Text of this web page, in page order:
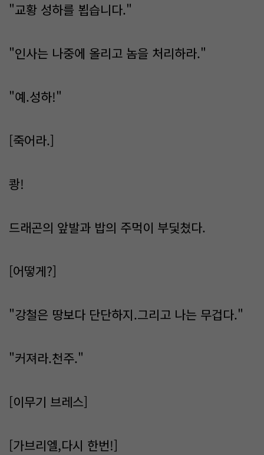
"교황 성하를 뵙습니다."
"인사는 나중에 올리고 놈을 처리하라."
"예.성하!"
[죽어라.]
쾅!
드래곤의 앞발과 밥의 주먹이 부딫쳤다.
[어떻게?]
"강철은 땅보다 단단하지.그리고 나는 무겁다."
"커져라.천주."
[이무기 브레스]
[가브리엘,다시 한번!]